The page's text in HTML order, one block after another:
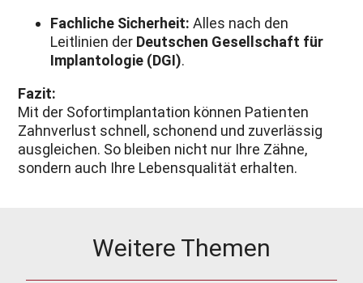
Fachliche Sicherheit: Alles nach den
Leitlinien der Deutschen Gesellschaft für
Implantologie (DGI).
Fazit:
Mit der Sofortimplantation können Patienten
Zahnverlust schnell, schonend und zuverlässig
ausgleichen. So bleiben nicht nur Ihre Zähne,
sondern auch Ihre Lebensqualität erhalten.
Weitere Themen